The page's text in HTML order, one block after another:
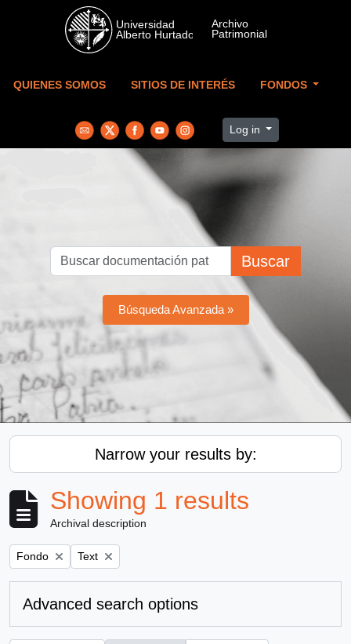
Skip to main content
QUIENES SOMOS SITIOS DE INTERÉS FONDOS
Log in
Buscar
Búsqueda Avanzada »
Narrow your results by:
Showing 1 results
Archival description
Remove filter:
Fondo Remove filter:
Text
Advanced search options